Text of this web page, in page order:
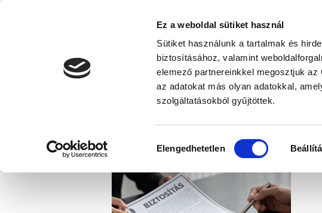
Ez a weboldal sütiket használ
Sütiket használunk a tartalmak és
biztosításához, valamint
elemező partnereinkkel megosztjuk
az adatokat más olyan adatokkal,
szolgáltatásokból gyűjtöttek.
kiválasztása
Elengedhetetlen
Biztosítások Biztosítási segédlet Rólunk
Mi történik a biztosítás megkötése